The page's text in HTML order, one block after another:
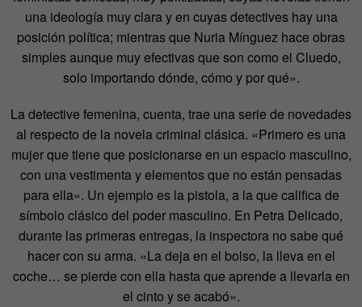
una ideología muy clara y en cuyas detectives hay una
posición política; mientras que Nuria Mínguez hace obras
simples aunque muy efectivas que son como el Cluedo,
solo importando dónde, cómo y por qué».
La detective femenina, cuenta, trae una serie de novedades
al respecto de la novela criminal clásica. «Primero es una
mujer que tiene que posicionarse en un espacio masculino,
con una vestimenta y elementos que no están pensadas
para ella». Un ejemplo es la pistola, a la que califica de
símbolo clásico del poder masculino. En Petra Delicado,
durante las primeras entregas, la inspectora no sabe qué
hacer con su arma. «La deja en el bolso, la lleva en el
coche… se pierde con ella hasta que aprende a llevarla en
el cinto y se acabó».